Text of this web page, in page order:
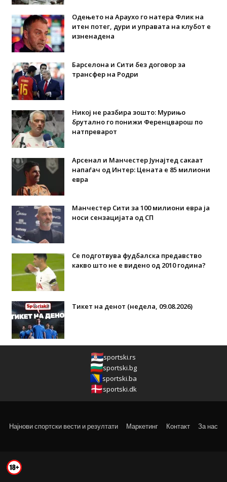
Одењето на Араухо го натера Флик на
итен потег, дури и управата на клубот е
изненадена
Барселона и Сити без договор за
трансфер на Родри
Никој не разбира зошто: Мурињо
брутално го понижи Ференцварош по
натпреварот
Арсенал и Манчестер Јунајтед сакаат
напаѓач од Интер: Цената е 85 милиони
евра
Манчестер Сити за 100 милиони евра ја
носи сензацијата од СП
Се подготвува фудбалска предавство
какво што не е видено од 2010 година?
Тикет на денот (недела, 09.08.2026)
sportski.rs
sportski.bg
sportski.ba
sportski.dk
Најнови спортски вести и резултати Маркетинг Контакт За нас